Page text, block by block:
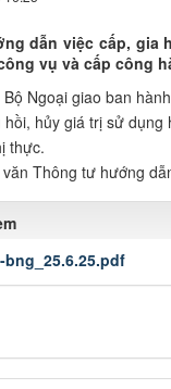
dẫn việc cấp,
vụ và cấp công
Ngoại giao ban
hủy giá trị sử
thực.
Thông tư hướng
bng_25.6.25.pdf